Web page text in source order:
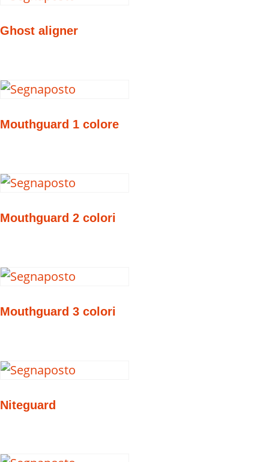
Ghost aligner
Mouthguard 1 colore
Mouthguard 2 colori
Mouthguard 3 colori
Niteguard